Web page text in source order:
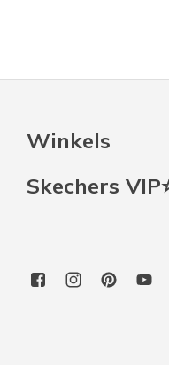
Winkels
Skechers